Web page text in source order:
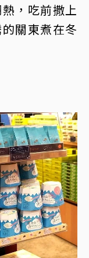
，吃前撒上
關東煮在冬